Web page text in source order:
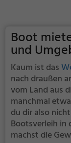
Boot
und
Kaum ist das
nach draußen
vom Land aus
manchmal
du dir also
Bootsverleih in
machst die